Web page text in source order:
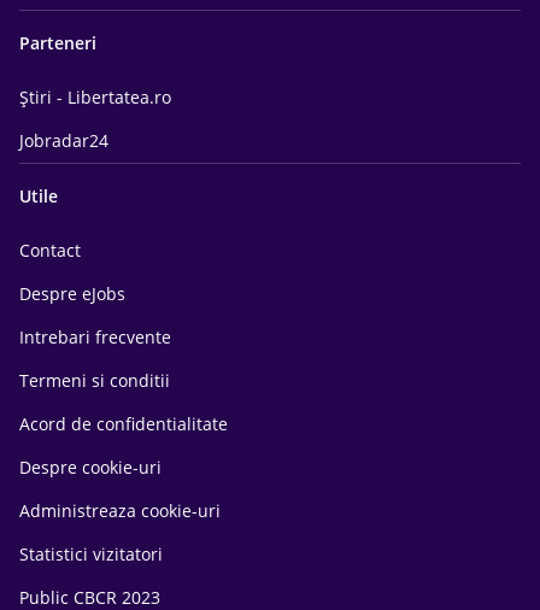
Parteneri
Știri - Libertatea.ro
Jobradar24
Utile
Contact
Despre eJobs
Intrebari frecvente
Termeni si conditii
Acord de confidentialitate
Despre cookie-uri
Administreaza cookie-uri
Statistici vizitatori
Public CBCR 2023